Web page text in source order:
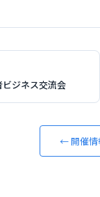
ジネス交流会
← 開催情